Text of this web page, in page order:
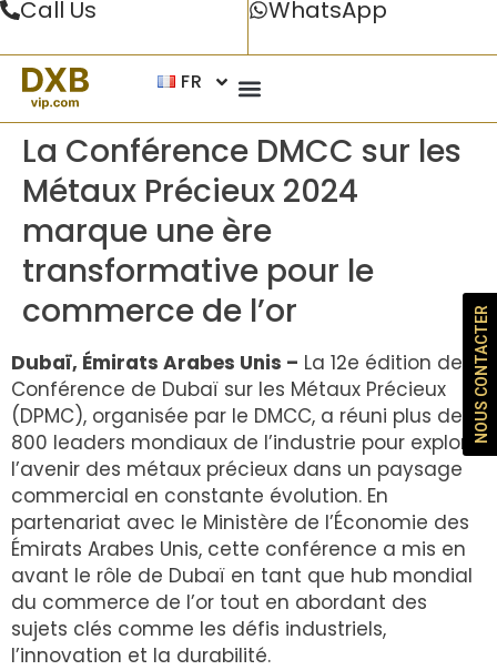
Call Us WhatsApp
FR
La Conférence DMCC sur les
Métaux Précieux 2024
marque une ère
transformative pour le
commerce de l’or
Dubaï, Émirats Arabes Unis – La 12e édition de la
Conférence de Dubaï sur les Métaux Précieux
(DPMC), organisée par le DMCC, a réuni plus de
800 leaders mondiaux de l’industrie pour explorer
l’avenir des métaux précieux dans un paysage
commercial en constante évolution. En
partenariat avec le Ministère de l’Économie des
Émirats Arabes Unis, cette conférence a mis en
avant le rôle de Dubaï en tant que hub mondial
du commerce de l’or tout en abordant des
sujets clés comme les défis industriels,
l’innovation et la durabilité.
NOUS CONTACTER